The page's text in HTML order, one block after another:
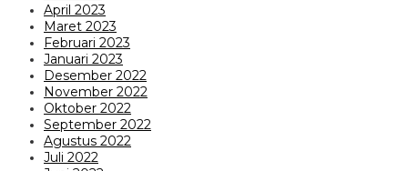
April 2023
Maret 2023
Februari 2023
Januari 2023
Desember 2022
November 2022
Oktober 2022
September 2022
Agustus 2022
Juli 2022